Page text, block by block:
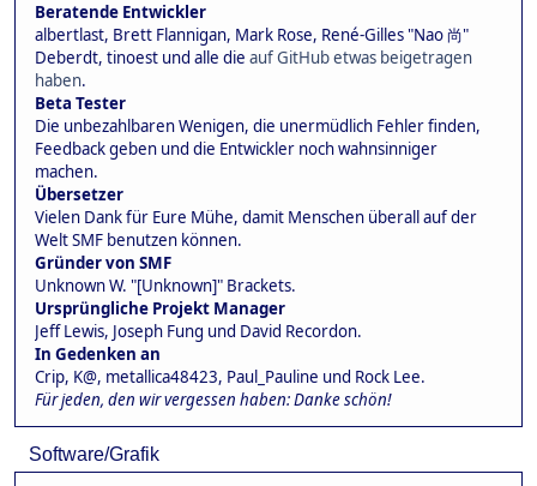
Beratende Entwickler
albertlast, Brett Flannigan, Mark Rose, René-Gilles "Nao 尚"
Deberdt, tinoest und alle die auf GitHub etwas beigetragen
haben.
Beta Tester
Die unbezahlbaren Wenigen, die unermüdlich Fehler finden,
Feedback geben und die Entwickler noch wahnsinniger
machen.
Übersetzer
Vielen Dank für Eure Mühe, damit Menschen überall auf der
Welt SMF benutzen können.
Gründer von SMF
Unknown W. "[Unknown]" Brackets.
Ursprüngliche Projekt Manager
Jeff Lewis, Joseph Fung und David Recordon.
In Gedenken an
Crip, K@, metallica48423, Paul_Pauline und Rock Lee.
Für jeden, den wir vergessen haben: Danke schön!
Software/Grafik